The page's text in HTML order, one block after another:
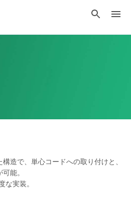
造で、単心コードへの取り付けと、
能。
な実装。